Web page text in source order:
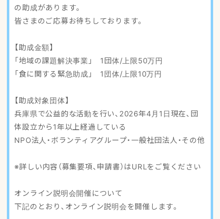
の助成があります。
皆さまのご応募お待ちしております。
【助成金額】
「地域の課題解決事業」 1団体/上限50万円
「食に関する緊急助成」 1団体/上限10万円
【助成対象団体】
兵庫県で公益的な活動を行い、2026年4月1日現在、団
体設立から1年以上経過している
NPO法人・ボランティアグループ・一般社団法人・その他
※詳しい内容（募集要項、申請書）はURLをご覧ください
オンライン説明会開催について
下記のとおり、オンライン説明会を開催します。